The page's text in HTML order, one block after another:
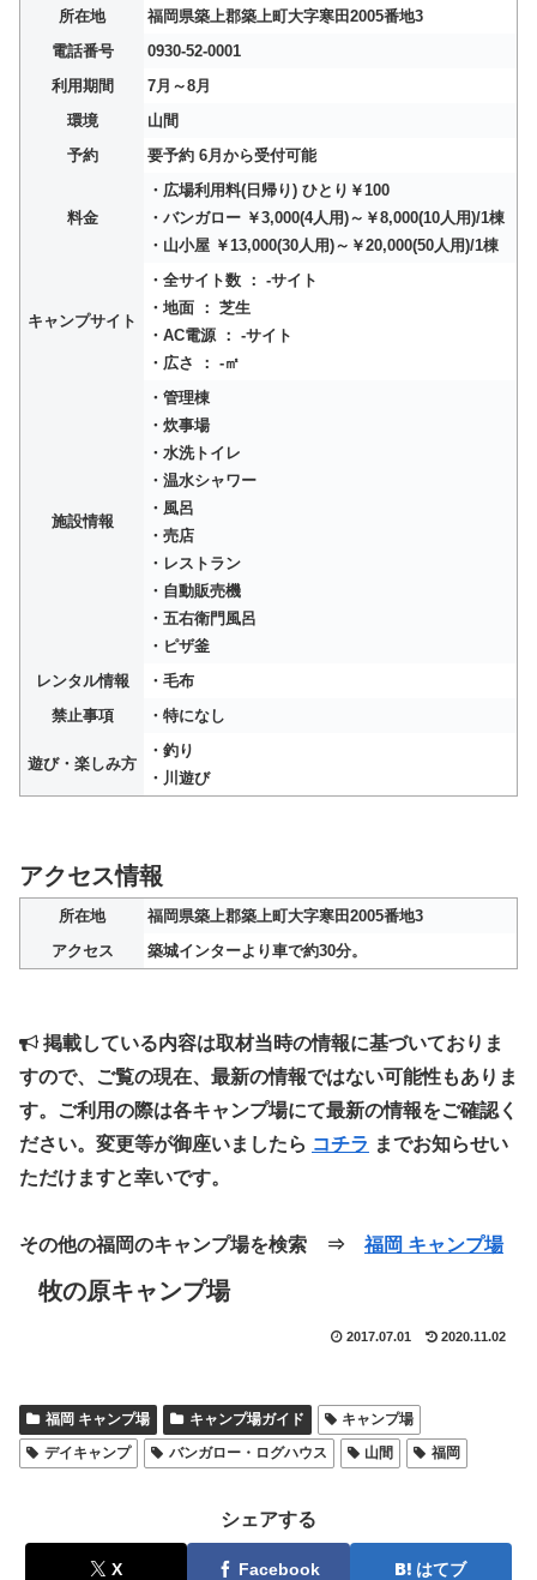
所在地
福岡県築上郡築上町大字寒田2005番地3
電話番号
0930-52-0001
利用期間
7月～8月
環境
山間
予約
要予約 6月から受付可能
料金
・広場利用料(日帰り) ひとり￥100
・バンガロー ￥3,000(4人用)～￥8,000(10人用)/1棟
・山小屋 ￥13,000(30人用)～￥20,000(50人用)/1棟
キャンプサイト
・全サイト数 ： -サイト
・地面 ： 芝生
・AC電源 ： -サイト
・広さ ： -㎡
施設情報
・管理棟
・炊事場
・水洗トイレ
・温水シャワー
・風呂
・売店
・レストラン
・自動販売機
・五右衛門風呂
・ピザ釜
レンタル情報
・毛布
禁止事項
・特になし
遊び・楽しみ方
・釣り
・川遊び
アクセス情報
所在地
福岡県築上郡築上町大字寒田2005番地3
アクセス
築城インターより車で約30分。
掲載している内容は取材当時の情報に基づいておりま
すので、ご覧の現在、最新の情報ではない可能性もありま
す。ご利用の際は各キャンプ場にて最新の情報をご確認く
ださい。変更等が御座いましたら コチラ までお知らせい
ただけますと幸いです。
その他の福岡のキャンプ場を検索 ⇒ 福岡 キャンプ場
牧の原キャンプ場
2017.07.01 2020.11.02
福岡 キャンプ場 キャンプ場ガイド
キャンプ場
デイキャンプ
バンガロー・ログハウス 山間 福岡
シェアする
X Facebook はてブ